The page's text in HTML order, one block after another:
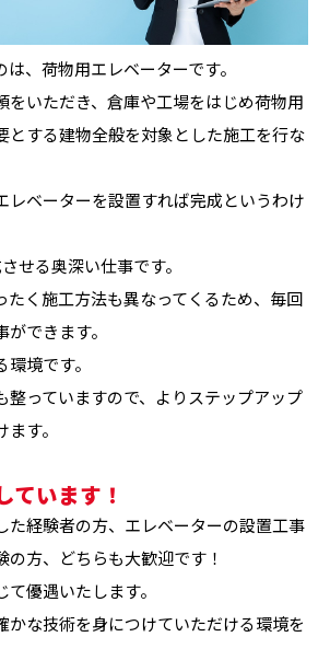
、荷物用エレベーターです。
をいただき、倉庫や工場をはじめ荷物用
とする建物全般を対象とした施工を行な
レベーターを設置すれば完成というわけ
せる奥深い仕事です。
たく施工方法も異なってくるため、毎回
できます。
境です。
整っていますので、よりステップアップ
す。
ています！
た経験者の方、エレベーターの設置工事
の方、どちらも大歓迎です！
優遇いたします。
かな技術を身につけていただける環境を